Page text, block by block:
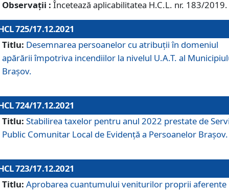
Observații : Încetează aplicabilitatea H.C.L. nr. 183/2019.
725/17.12.2021
Titlu: Desemnarea persoanelor cu atribuții în domeniul
apărării împotriva incendiilor la nivelul U.A.T. al
Brașov.
724/17.12.2021
Titlu: Stabilirea taxelor pentru anul 2022 prestate de
Public Comunitar Local de Evidență a Persoanelor Braşov.
723/17.12.2021
Titlu: Aprobarea cuantumului veniturilor proprii aferente